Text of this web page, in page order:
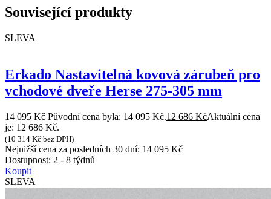
Související produkty
SLEVA
Erkado Nastavitelná kovová zárubeň pro
vchodové dveře Herse 275-305 mm
14 095Kč Původní cena byla: 14 095 Kč.12 686 KčAktuální cena
je: 12 686 Kč.
(10 314 Kč bez DPH)
Nejnižší cena za posledních 30 dní: 14 095 Kč
Dostupnost: 2 - 8 týdnů
Koupit
SLEVA